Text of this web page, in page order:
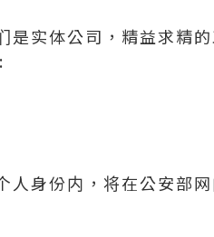
是实体公司，精益求精
身份内，将在公安部